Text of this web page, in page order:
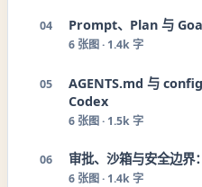
04 Prompt、Plan 与
6 张图 · 1.4k 字
05
AGENTS.md 与
Codex
6 张图 · 1.5k 字
06 审批、沙箱与安全边
6 张图 · 1.4k 字